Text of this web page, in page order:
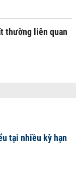
thường liên quan
tại nhiều kỳ hạn